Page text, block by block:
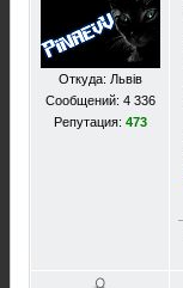
Откуда: Львів
Сообщений: 4 336
Репутация: 473